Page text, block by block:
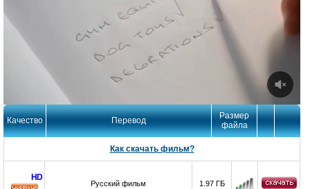
Качество Перевод
Размер
файла
Как скачать фильм?
HD
Русский фильм 1.97 ГБ